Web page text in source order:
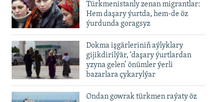
Türkmenistanly zenan migrantlar:
Hem daşary ýurtda, hem-de öz
ýurdunda goragsyz
Dokma işgärleriniň aýlyklary
gijikdirilýär, ‘daşary ýurtlardan
yzyna gelen’ önümler ýerli
bazarlara çykarylýar
Ondan gowrak türkmen raýaty öz